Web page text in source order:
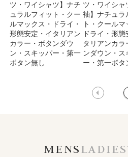
ツ・ワイシャツ】ナチ
ュラルフィット・クー
ルマックス・ドライ・
形態安定・イタリアン
カラー・ボタンダウ
ン・スキッパー・第一
ボタン無し
ツ・ワイシャ
袖】ナチュラ
ト・クールマ
ドライ・形態
タリアンカラ
ンダウン・ス
ー・第一ボタ
MENSLADIES